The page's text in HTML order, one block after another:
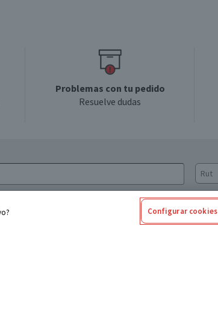
Problemas con tu pedido
Resuelve dudas
de datos
Configurar cookies